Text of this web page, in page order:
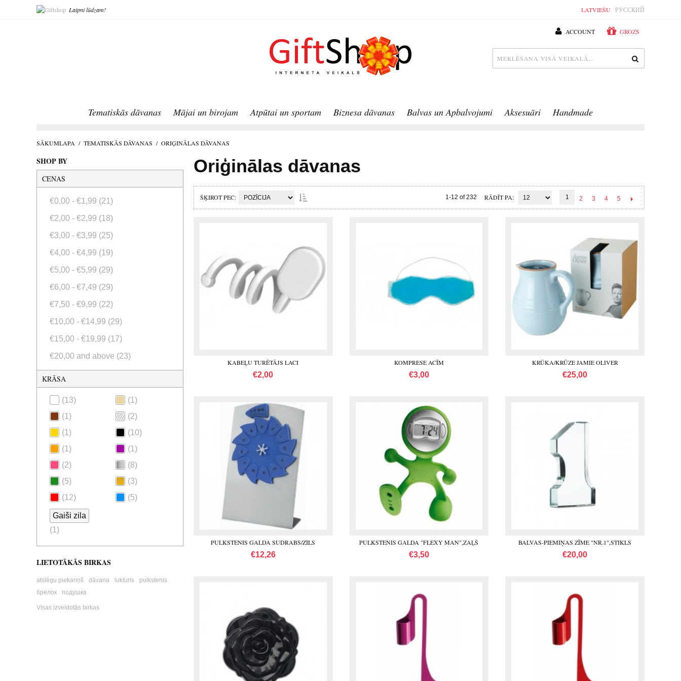
Laipni lūdzam! LATVIEŠU РУССКИЙ
ACCOUNT GROZS
Tematiskās dāvanas Mājai un birojam Atpūtai un sportam Biznesa dāvanas Balvas un Apbalvojumi Aksesuāri Handmade
SĀKUMLAPA / TEMATISKĀS DĀVANAS / ORIĢINĀLAS DĀVANAS
SHOP BY
CENAS
€0,00 - €1,99 (21)
€2,00 - €2,99 (18)
€3,00 - €3,99 (25)
€4,00 - €4,99 (19)
€5,00 - €5,99 (29)
€6,00 - €7,49 (29)
€7,50 - €9,99 (22)
€10,00 - €14,99 (29)
€15,00 - €19,99 (17)
€20,00 and above (23)
KRĀSA
(13)
(1)
(1)
(2)
(1)
(10)
(1)
(1)
(2)
(8)
(5)
(3)
(12)
(5)
Gaiši zila
(1)
Oriģinālas dāvanas
ŠĶIROT PEC 1-12 of 232 RĀDĪT PA 1 2 3 4 5
KABEĻU TURĒTĀJS LACI
€2,00
KOMPRESE ACĪM
€3,00
KRŪKA/KRŪZE JAMIE OLIVER
€25,00
PULKSTENIS GALDA SUDRABS/ZILS
€12,26
PULKSTENIS GALDA "FLEXY MAN",ZAĻŠ
€3,50
BALVAS-PIEMIŅAS ZĪME "NR.1",STIKLS
€20,00
LIETOTĀKĀS BIRKAS
atslēgu piekariņš dāvana lukturis
pulkstenis
брелок
подушка
Visas izveidotās birkas